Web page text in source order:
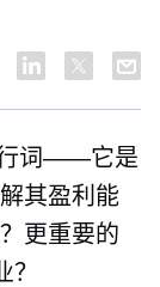
行词——它是
其盈利能
更重要的